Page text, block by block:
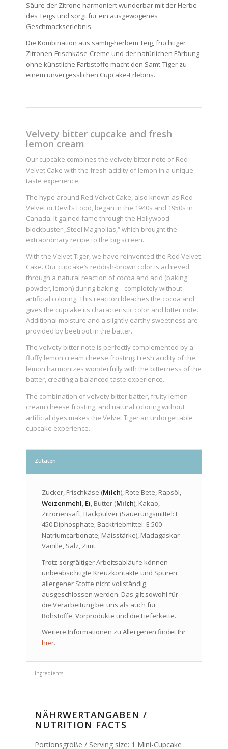
Säure der Zitrone harmoniert wunderbar mit der Herbe
des Teigs und sorgt für ein ausgewogenes
Geschmackserlebnis.
Die Kombination aus samtig-herbem Teig, fruchtiger
Zitronen-Frischkäse-Creme und der natürlichen Färbung
ohne künstliche Farbstoffe macht den Samt-Tiger zu
einem unvergesslichen Cupcake-Erlebnis.
Velvety bitter cupcake and fresh
lemon cream
Our cupcake combines the velvety bitter note of Red
Velvet Cake with the fresh acidity of lemon in a unique
taste experience.
The hype around Red Velvet Cake, also known as Red
Velvet or Devil’s Food, began in the 1940s and 1950s in
Canada. It gained fame through the Hollywood
blockbuster „Steel Magnolias,“ which brought the
extraordinary recipe to the big screen.
With the Velvet Tiger, we have reinvented the Red Velvet
Cake. Our cupcake’s reddish-brown color is achieved
through a natural reaction of cocoa and acid (baking
powder, lemon) during baking – completely without
artificial coloring. This reaction bleaches the cocoa and
gives the cupcake its characteristic color and bitter note.
Additional moisture and a slightly earthy sweetness are
provided by beetroot in the batter.
The velvety bitter note is perfectly complemented by a
fluffy lemon cream cheese frosting. Fresh acidity of the
lemon harmonizes wonderfully with the bitterness of the
batter, creating a balanced taste experience.
The combination of velvety bitter batter, fruity lemon
cream cheese frosting, and natural coloring without
artificial dyes makes the Velvet Tiger an unforgettable
cupcake experience.
Zutaten
Zucker, Frischkäse (Milch), Rote Bete, Rapsöl,
Weizenmehl Ei , Butter (Milch), Kakao,
Zitronensaft, Backpulver (Säuerungsmittel: E
450 Diphosphate; Backtriebmittel: E 500
Natriumcarbonate; Maisstärke), Madagaskar-
Vanille, Salz, Zimt.
Trotz sorgfältiger Arbeitsabläufe können
unbeabsichtigte Kreuzkontakte und Spuren
allergener Stoffe nicht vollständig
ausgeschlossen werden. Das gilt sowohl für
die Verarbeitung bei uns als auch für
Rohstoffe, Vorprodukte und die Lieferkette.
Weitere Informationen zu Allergenen findet Ihr
hier.
Ingredients
NÄHRWERTANGABEN /
NUTRITION FACTS
Portionsgröße / Serving size: 1 Mini-Cupcake